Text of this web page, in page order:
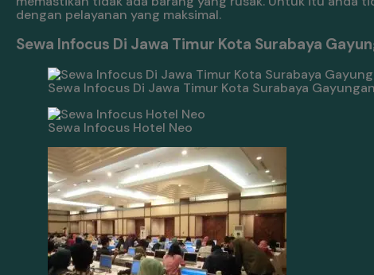
dengan pelayanan yang maksimal.
Sewa Infocus Di Jawa Timur Kota Surabaya
Sewa Infocus Di Jawa Timur Kota Surabaya Gayungan
Sewa Infocus Hotel Neo